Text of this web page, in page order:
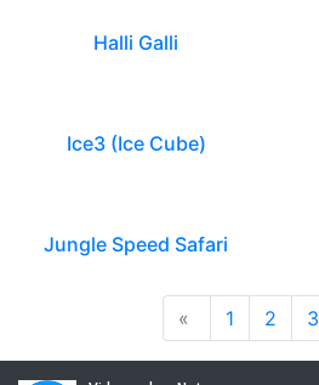
Halli Galli
Ice3 (Ice Cube)
Jungle Speed Safari
« 1 2 3